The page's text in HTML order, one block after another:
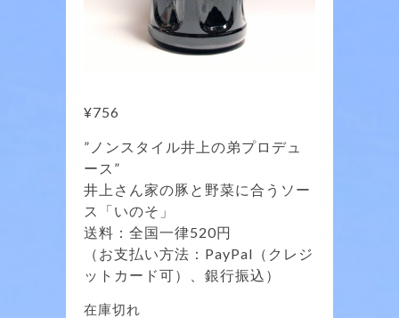
¥756
”ノンスタイル井上の弟プロデュ
ース”
井上さん家の豚と野菜に合うソー
ス「いのそ」
送料：全国一律520円
（お支払い方法：PayPal（クレジ
ットカード可）、銀行振込）
在庫切れ